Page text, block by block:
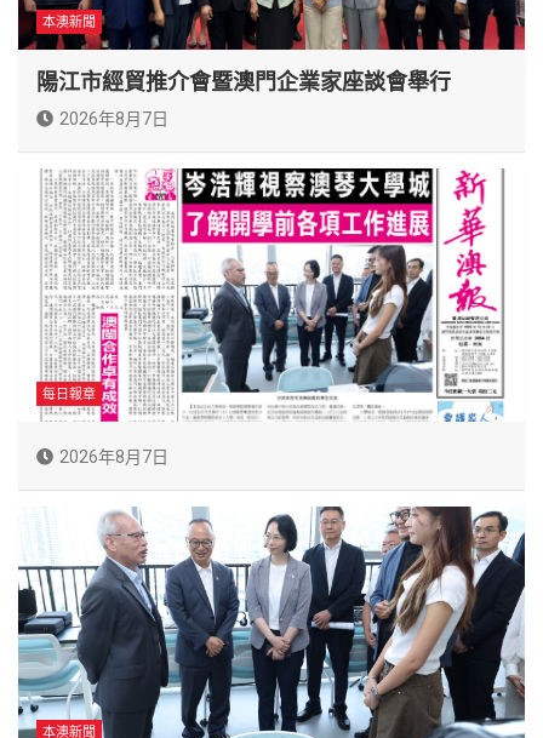
本澳新聞
陽江市經貿推介會暨澳門企業家座談會舉行
2026年8月7日
每日報章
2026年8月7日
本澳新聞